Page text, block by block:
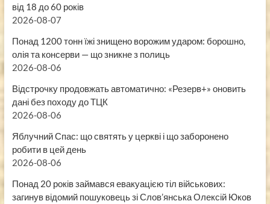
від 18 до 60 років
2026-08-07
Понад 1200 тонн їжі знищено ворожим ударом: борошно,
олія та консерви — що зникне з полиць
2026-08-06
Відстрочку продовжать автоматично: «Резерв+» оновить
дані без походу до ТЦК
2026-08-06
Яблучний Спас: що святять у церкві і що заборонено
робити в цей день
2026-08-06
Понад 20 років займався евакуацією тіл військових:
загинув відомий пошуковець зі Слов’янська Олексій Юков